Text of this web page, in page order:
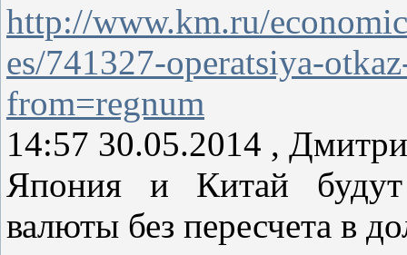
http://www.km.ru/
es/741327-operatsiya-
from=regnum
14:57 30.05.2014 ,
Япония и Китай
валюты без пересчета в